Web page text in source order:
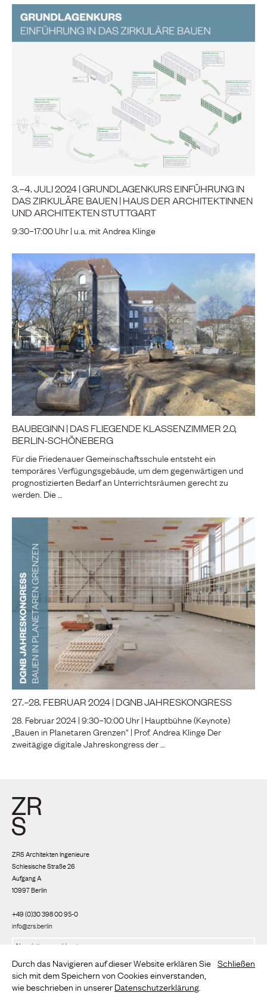
3.–4. JULI 2024 | GRUNDLAGENKURS EINFÜHRUNG IN
DAS ZIRKULÄRE BAUEN | HAUS DER ARCHITEKTINNEN
UND ARCHITEKTEN STUTTGART
9:30–17:00 Uhr | u.a. mit Andrea Klinge
BAUBEGINN | DAS FLIEGENDE KLASSENZIMMER 2.0,
BERLIN-SCHÖNEBERG
Für die Friedenauer Gemeinschaftsschule entsteht ein
temporäres Verfügungsgebäude, um dem gegenwärtigen und
prognostizierten Bedarf an Unterrichtsräumen gerecht zu
werden. Die …
27.–28. FEBRUAR 2024 | DGNB JAHRES­KONGRESS
28. Februar 2024 | 9:30–10:00 Uhr | Hauptbühne (Keynote)
„Bauen in Planetaren Grenzen“ | Prof. Andrea Klinge Der
zweitägige digitale Jahreskongress der …
ZRS Architekten Ingenieure
Schlesische Straße 26
Aufgang A
10997 Berlin
+49 (0)30 398 00 95-0
info@zrs.berlin
Wir nutzen Rapidmail Datenschutzbestimmungen
Durch das Navigieren auf dieser Website erklären Sie
sich mit dem Speichern von Cookies einverstanden,
wie beschrieben in unsererDatenschutzerklärung
Schließen